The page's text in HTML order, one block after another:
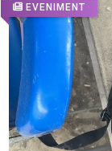
EVENIMENT